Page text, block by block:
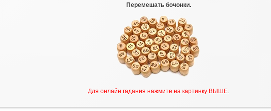
Перемешать бочонки.
Для онлайн гадания нажмите на картинку ВЫШЕ.